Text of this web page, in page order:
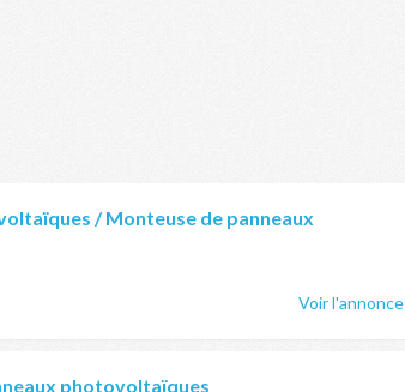
/ Monteuse de panneaux
Voir l'annonce
photovoltaïques